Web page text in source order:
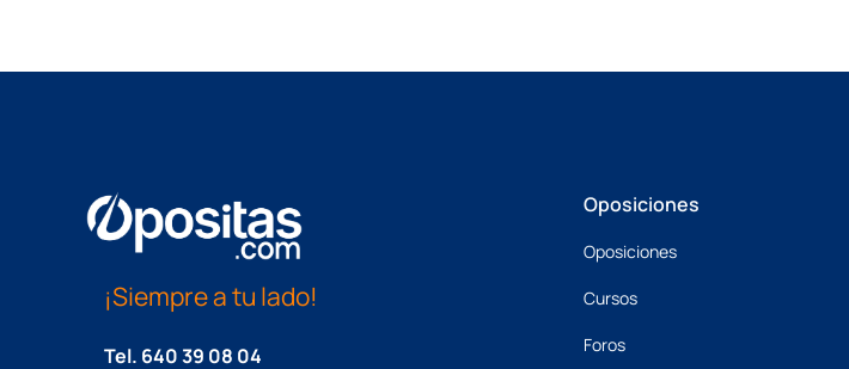
¡Siempre a tu lado!
Tel. 640 39 08 04
Oposiciones
Oposiciones
Cursos
Foros